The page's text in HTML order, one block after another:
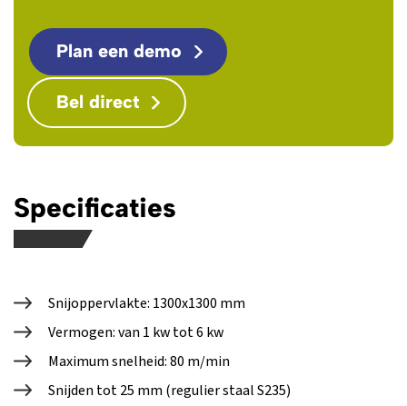
Plan een demo
Bel direct
Specificaties
Snijoppervlakte: 1300x1300 mm
Vermogen: van 1 kw tot 6 kw
Maximum snelheid: 80 m/min
Snijden tot 25 mm (regulier staal S235)